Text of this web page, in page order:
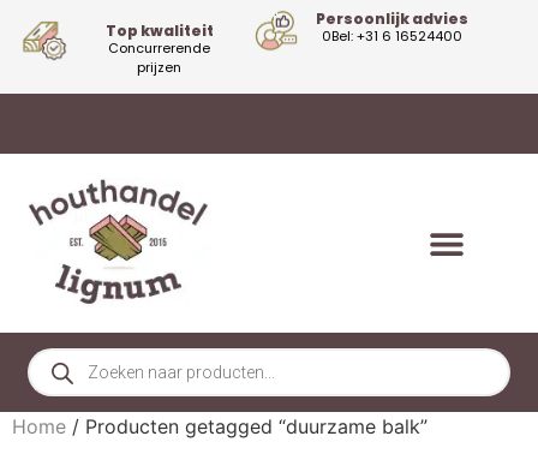
Top kwaliteit
Concurrerende
prijzen
Persoonlijk advies
0Bel: +31 6 16524400
Home / Producten getagged “duurzame balk”